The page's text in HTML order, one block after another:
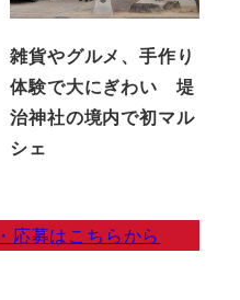
雑貨やグルメ、手作り
体験で大にぎわい 堤
治神社の境内で初マル
シェ
応募はこちらから